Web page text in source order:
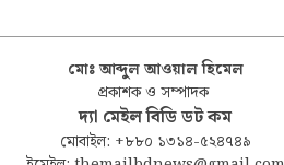
মোঃ আব্দুল আওয়াল হিমেল
প্রকাশক ও সম্পাদক
দ্যা মেইল বিডি ডট কম
মোবাইল: +৮৮০ ১৩১৪-৫২৪৭৪৯